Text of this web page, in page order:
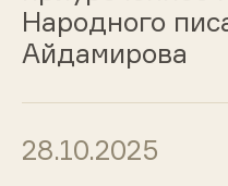
Народного
Айдамирова
28.10.2025